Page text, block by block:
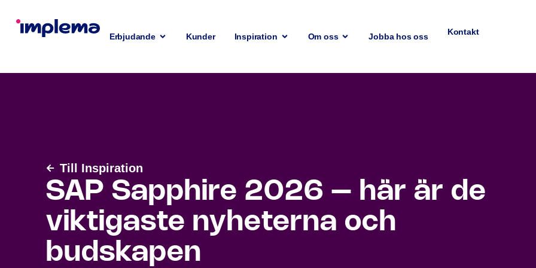
Erbjudande Kunder Inspiration Om oss Jobba hos oss Kontakt
Till Inspiration
SAP Sapphire 2026 – här är de
viktigaste nyheterna och
budskapen